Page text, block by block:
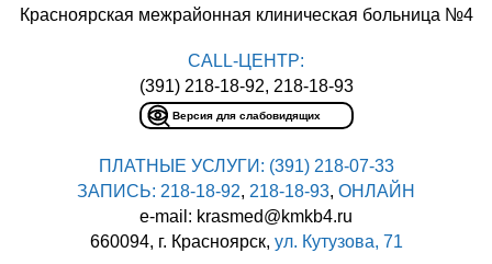
CALL-ЦЕНТР:
(391) 218-18-92, 218-18-93
Версия для слабовидящих
Красноярская межрайонная клиническая больница №4
ПЛАТНЫЕ УСЛУГИ: (391) 218-07-33
ЗАПИСЬ: 218-18-92, 218-18-93, ОНЛАЙН
e-mail: krasmed@kmkb4.ru
660094, г. Красноярск, ул. Кутузова, 71